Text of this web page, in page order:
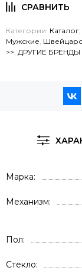
Категории: Каталог
Мужские
>> ДРУГИЕ БРЕНДЫ
Марка
Механизм
Пол
Стекло